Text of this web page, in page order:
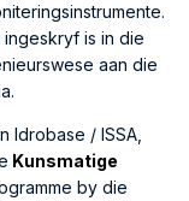
is in die
aan die
Idrobase / ISSA,
Kunsmatige
by die